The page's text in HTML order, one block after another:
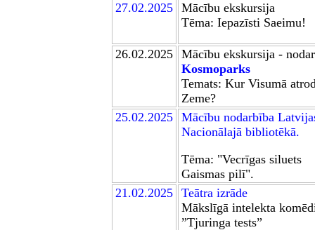
27.02.2025 Mācību ekskursija
Tēma: Iepazīsti Saeimu!
26.02.2025 Mācību ekskursija -
Kosmoparks
Temats: Kur Visumā
Zeme?
25.02.2025 Mācību nodarbība
Nacionālajā bibliotēkā.
Tēma: "Vecrīgas siluets
Gaismas pilī".
21.02.2025 Teātra izrāde
Mākslīgā intelekta
”Tjuringa tests”